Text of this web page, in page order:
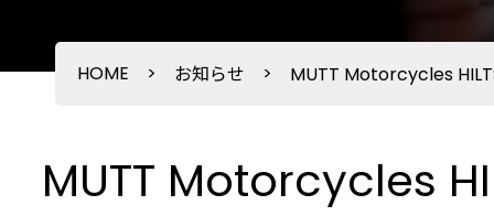
HOME > お知らせ > MUTT Motorcycles
MUTT Motorcycles